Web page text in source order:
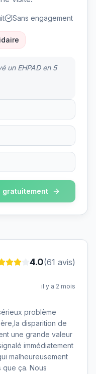
Sans engagement
un EHPAD en 5
gratuitement
4.0(61 avis)
il y a 2 mois
problème
disparition de
une grande valeur
immédiatement
malheureusement
ça. Nous